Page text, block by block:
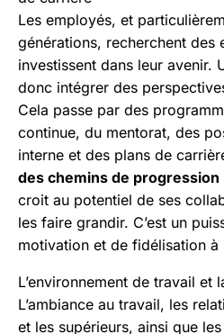
Les employés, et
générations, recherchent des
investissent dans leur avenir.
donc intégrer des
Cela passe par des
continue, du mentorat, des
interne et des plans de
des chemins de progression
croit au potentiel de ses
les faire grandir. C’est un
motivation et de fidélisation à
L’environnement de travail et
L’ambiance au travail, les
et les supérieurs, ainsi que